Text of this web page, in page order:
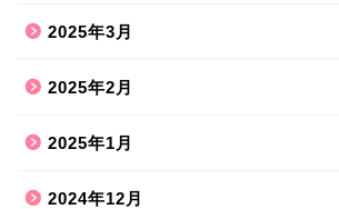
2025年3月
2025年2月
2025年1月
2024年12月